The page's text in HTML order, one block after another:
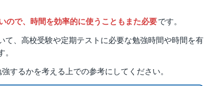
ので、時間を効率的に使うこともまた必要です。
て、高校受験や定期テストに必要な勉強時間や時間を有
するかを考える上での参考にしてください。